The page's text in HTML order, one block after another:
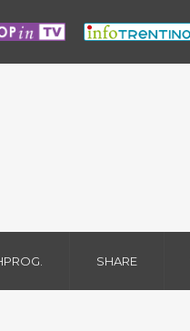
SHARE